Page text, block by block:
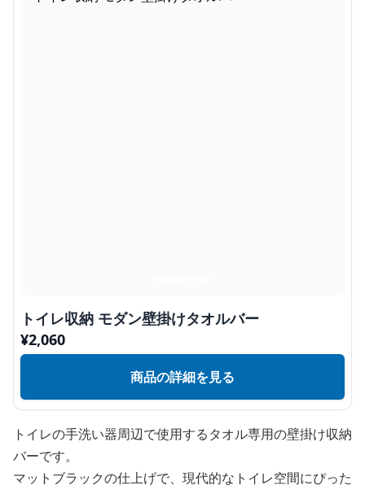
トイレ収納 モダン壁掛けタオルバー
¥2,060
商品の詳細を見る
トイレの手洗い器周辺で使用するタオル専用の壁掛け収納
バーです。
マットブラックの仕上げで、現代的なトイレ空間にぴった